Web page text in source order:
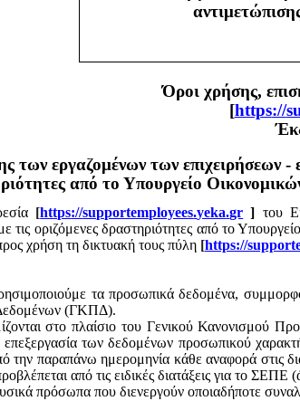
Όροι χρήσης,
[https://
των εργαζομένων των επιχειρήσεων
από το Υπουργείο
[https://supportemployees.yeka.gr ] του
τις οριζόμενες δραστηριότητες από το
χρήση τη δικτυακή τους πύλη [https://
τα προσωπικά δεδομένα,
Δεδομένων (ΓΚΠΔ).
στο πλαίσιο του Γενικού
επεξεργασία των δεδομένων προσωπικού
παραπάνω ημερομηνία κάθε αναφορά στις
από τις ειδικές διατάξεις για το
πρόσωπα που διενεργούν οποιαδήποτε